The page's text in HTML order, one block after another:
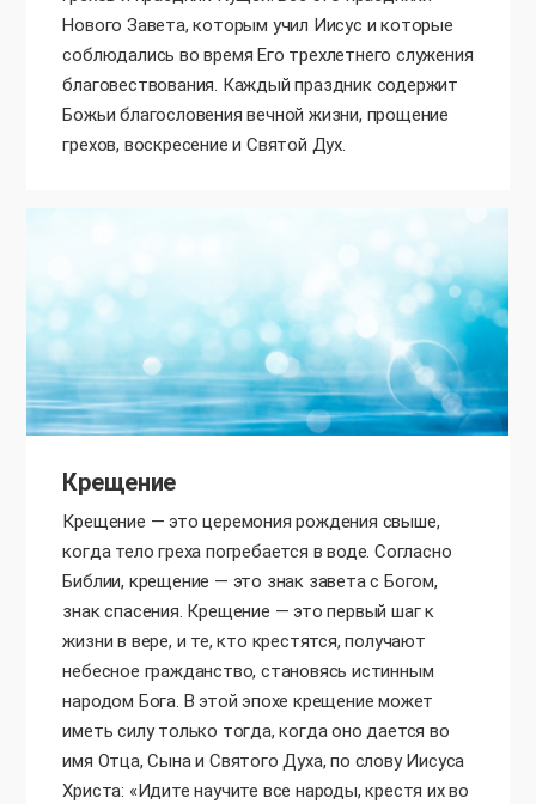
Нового Завета, которым учил Иисус и которые
соблюдались во время Его трехлетнего служения
благовествования. Каждый праздник содержит
Божьи благословения вечной жизни, прощение
грехов, воскресение и Святой Дух.
Крещение
Крещение — это церемония рождения свыше,
когда тело греха погребается в воде. Согласно
Библии, крещение — это знак завета с Богом,
знак спасения. Крещение — это первый шаг к
жизни в вере, и те, кто крестятся, получают
небесное гражданство, становясь истинным
народом Бога. В этой эпохе крещение может
иметь силу только тогда, когда оно дается во
имя Отца, Сына и Святого Духа, по слову Иисуса
Христа: «Идите научите все народы, крестя их во